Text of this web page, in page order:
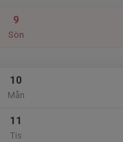
9
Sön
10
Mån
11
Tis